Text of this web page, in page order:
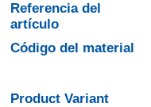
Referencia del
artículo
Código del material
Product Variant